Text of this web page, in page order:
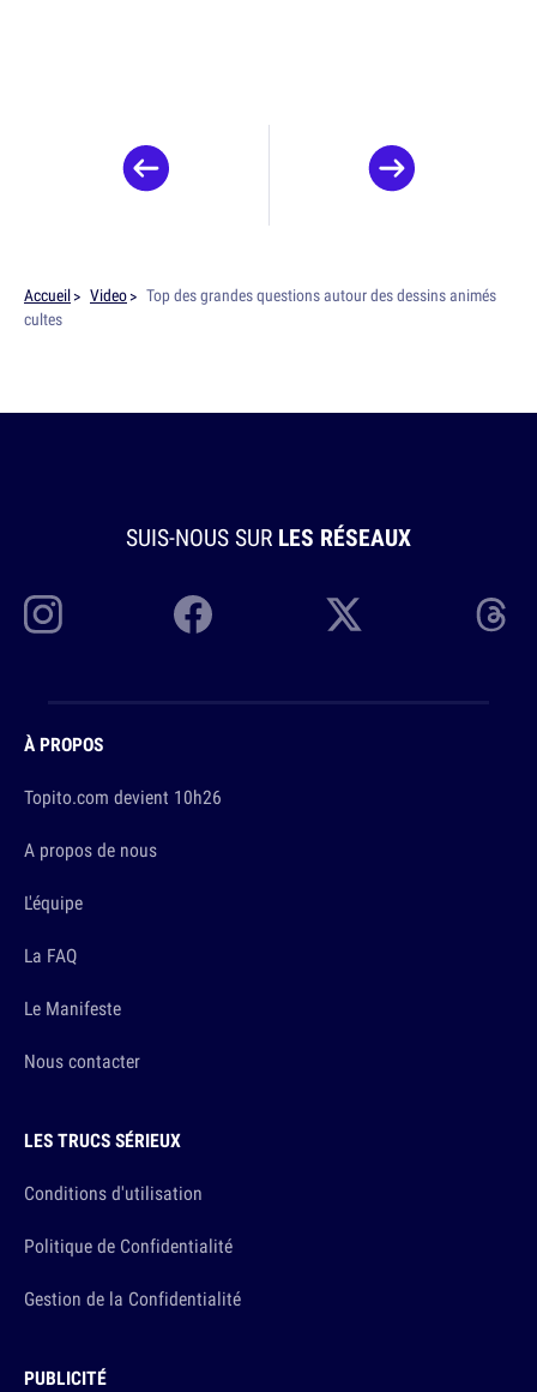
Accueil Video
Top des grandes questions autour des dessins animés
cultes
SUIS-NOUS SUR LES RÉSEAUX
À PROPOS
Topito.com devient 10h26
A propos de nous
L'équipe
La FAQ
Le Manifeste
Nous contacter
LES TRUCS SÉRIEUX
Conditions d'utilisation
Politique de Confidentialité
Gestion de la Confidentialité
PUBLICITÉ